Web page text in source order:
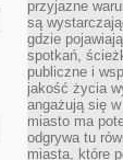
przyjazne
są
gdzie
spotkań,
publiczne i
jakość życia
angażują się
miasto ma
odgrywa tu
miasta, które